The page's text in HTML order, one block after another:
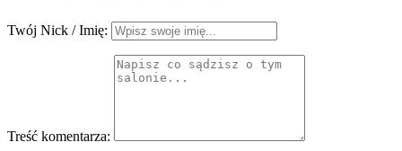
Twój Nick / Imię:
Treść komentarza: